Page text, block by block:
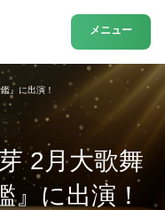
メニュー
2月大歌舞
』に出演！
』に出演！